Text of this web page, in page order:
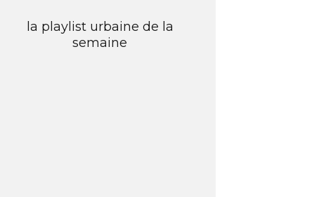
la playlist urbaine de la
semaine